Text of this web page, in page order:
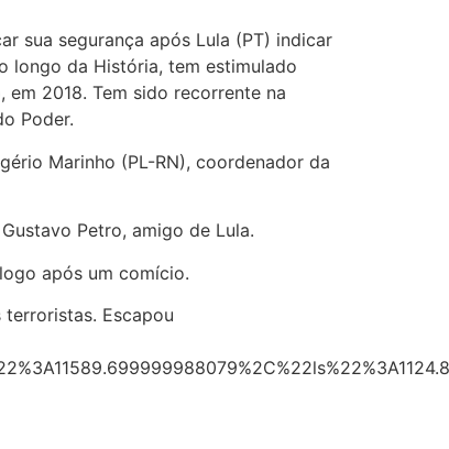
sua segurança após Lula (PT) indicar
longo da História, tem estimulado
2018. Tem sido recorrente na
Poder.
Marinho (PL-RN), coordenador da
Petro, amigo de Lula.
após um comício.
Escapou